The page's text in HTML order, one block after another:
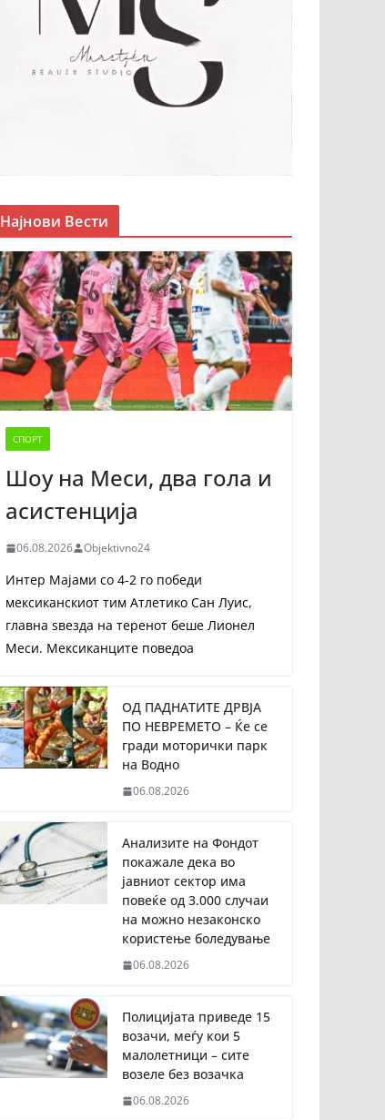
Најнови Вести
СПОРТ
Шоу на Меси, два гола и
асистенција
06.08.2026 Objektivno24
Интер Мајами со 4-2 го победи
мексиканскиот тим Атлетико Сан Луис,
главна ѕвезда на теренот беше Лионел
Меси. Мексиканците поведоа
ОД ПАДНАТИТЕ ДРВЈА
ПО НЕВРЕМЕТО – Ќе се
гради моторички парк
на Водно
06.08.2026
Анализите на Фондот
покажале дека во
јавниот сектор има
повеќе од 3.000 случаи
на можно незаконско
користење боледување
06.08.2026
Полицијата приведе 15
возачи, меѓу кои 5
малолетници – сите
возеле без возачка
06.08.2026